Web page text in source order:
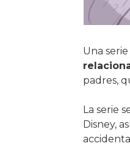
Una
padres,
La serie
Disney,